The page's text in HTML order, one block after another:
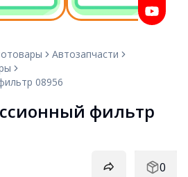
Автозапчасти
08956
фильтр
0